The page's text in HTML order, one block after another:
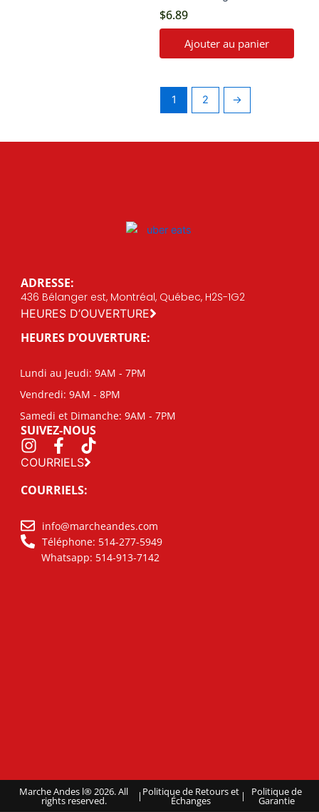
$6.89
Ajouter au panier
1 2 →
ADRESSE:
436 Bélanger est, Montréal, Québec, H2S-1G2
HEURES D’OUVERTURE
HEURES D’OUVERTURE:
Lundi au Jeudi: 9AM - 7PM
Vendredi: 9AM - 8PM
Samedi et Dimanche: 9AM - 7PM
SUIVEZ-NOUS
COURRIELS
COURRIELS:
info@marcheandes.com
Téléphone: 514-277-5949
Whatsapp: 514-913-7142
Marche Andes l® 2026. All
rights reserved. | Politique de Retours et
Échanges | Politique de
Garantie